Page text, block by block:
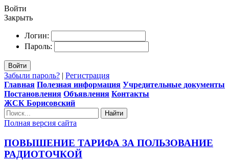
Войти
Закрыть
Логин:
Пароль:
Войти
Забыли пароль? | Регистрация
Главная Полезная информация Учредительные документы
Постановления Объявления Контакты
ЖСК Борисовский
Найти
Полная версия сайта
ПОВЫШЕНИЕ ТАРИФА ЗА ПОЛЬЗОВАНИЕ
РАДИОТОЧКОЙ